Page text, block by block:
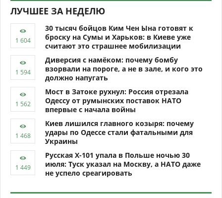
ЛУЧШЕЕ ЗА НЕДЕЛЮ
30 тысяч бойцов Ким Чен Ына готовят к
броску на Сумы и Харьков: в Киеве уже
считают это страшнее мобилизации
Диверсия с намёком: почему бомбу
взорвали на пороге, а не в зале, и кого это
должно напугать
Мост в Затоке рухнул: Россия отрезала
Одессу от румынских поставок НАТО
впервые с начала войны
Киев лишился главного козыря: почему
удары по Одессе стали фатальными для
Украины
Русская Х-101 упала в Польше ночью 30
июля: Туск указал на Москву, а НАТО даже
не успело среагировать